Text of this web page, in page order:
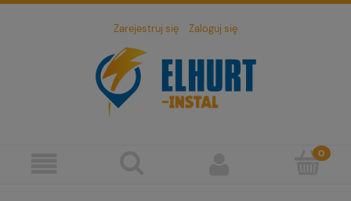
Zarejestruj się Zaloguj się